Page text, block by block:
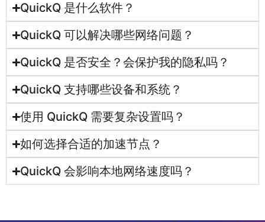
QuickQ 是什么软件？
QuickQ 可以解决哪些网络问题？
QuickQ 是否安全？会保护我的隐私吗？
QuickQ 支持哪些设备和系统？
使用 QuickQ 需要复杂设置吗？
如何选择合适的加速节点？
QuickQ 会影响本地网络速度吗？